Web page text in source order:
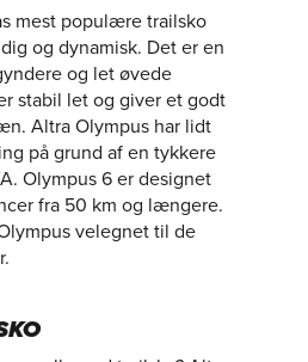
mest populære trailsko
og dynamisk. Det er en
og let øvede
stabil let og giver et godt
Altra Olympus har lidt
på grund af en tykkere
Olympus 6 er designet
fra 50 km og længere.
velegnet til de